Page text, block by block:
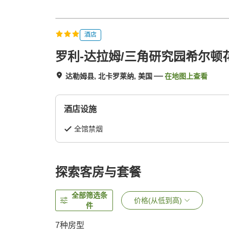
酒店
罗利-达拉姆/三角研究园希尔顿
达勒姆县, 北卡罗莱纳, 美国 在地图上查看
酒店设施
全馆禁烟
探索客房与套餐
全部筛选条
件
价格(从低到高)
7种房型